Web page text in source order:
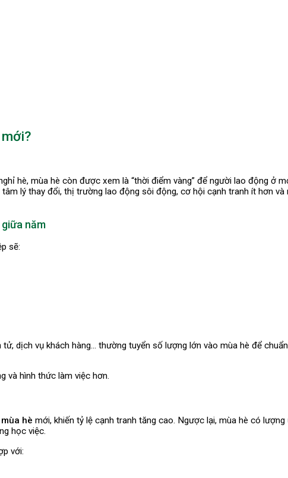
hè, mùa hè còn được xem là “thời điểm vàng” để người lao động ở
lý thay đổi, thị trường lao động sôi động, cơ hội cạnh tranh ít hơn
năm
sẽ:
dịch vụ khách hàng… thường tuyển số lượng lớn vào mùa hè để
và hình thức làm việc hơn.
hè mới, khiến tỷ lệ cạnh tranh tăng cao. Ngược lại, mùa hè có
học việc.
với: